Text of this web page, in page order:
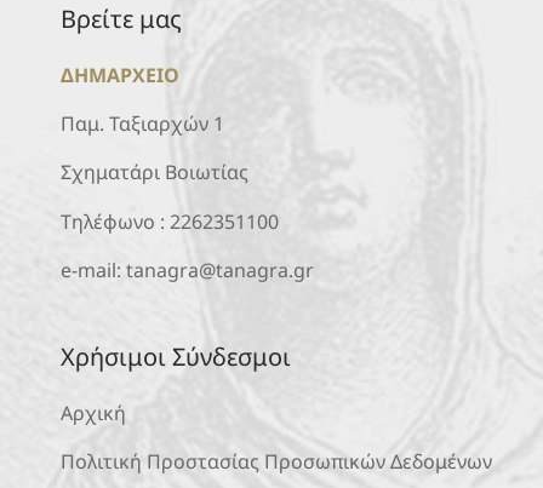
Βρείτε μας
ΔΗΜΑΡΧΕΙΟ
Παμ. Ταξιαρχών 1
Σχηματάρι Βοιωτίας
Τηλέφωνο : 2262351100
e-mail: tanagra@tanagra.gr
Χρήσιμοι Σύνδεσμοι
Αρχική
Πολιτική Προστασίας Προσωπικών Δεδομένων